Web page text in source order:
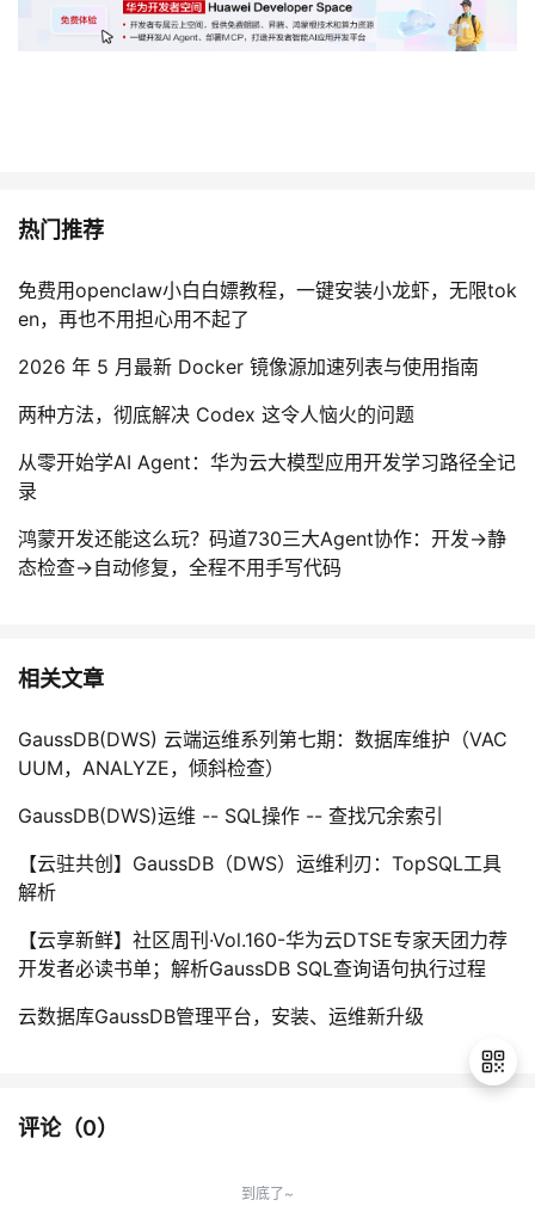
热门推荐
免费用openclaw小白白嫖教程，一键安装小龙虾，无限tok
en，再也不用担心用不起了
2026 年 5 月最新 Docker 镜像源加速列表与使用指南
两种方法，彻底解决 Codex 这令人恼火的问题
从零开始学AI Agent：华为云大模型应用开发学习路径全记
录
鸿蒙开发还能这么玩？码道730三大Agent协作：开发→静
态检查→自动修复，全程不用手写代码
相关文章
GaussDB(DWS) 云端运维系列第七期：数据库维护（VAC
UUM，ANALYZE，倾斜检查）
GaussDB(DWS)运维 -- SQL操作 -- 查找冗余索引
【云驻共创】GaussDB（DWS）运维利刃：TopSQL工具
解析
【云享新鲜】社区周刊·Vol.160-华为云DTSE专家天团力荐
开发者必读书单；解析GaussDB SQL查询语句执行过程
云数据库GaussDB管理平台，安装、运维新升级
评论（0）
到底了~